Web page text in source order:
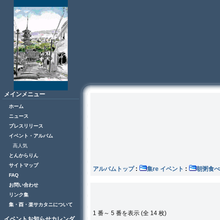
メインメニュー
ホーム
ニュース
プレスリリース
イベント・アルバム
高人気
とんからりん
サイトマップ
FAQ
お問い合わせ
リンク集
集・酉・楽サカタニについて
アルバムトップ: 集re イベント : 朝粥食
1 番～ 5 番を表示 (全 14 枚)